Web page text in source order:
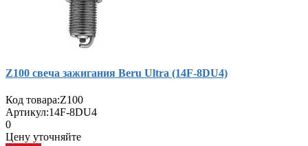
Z100 свеча зажигания Beru Ultra (14F-8DU4)
Код товара:Z100
Артикул:14F-8DU4
0
Цену уточняйте